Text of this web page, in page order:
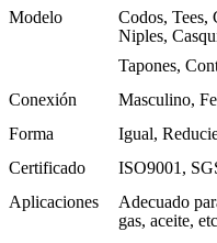
Modelo
Codos, Tees,
Niples,
Tapones,
Conexión
Masculino,
Forma
Igual,
Certificado
ISO9001,
Aplicaciones
Adecuado
gas, aceite,